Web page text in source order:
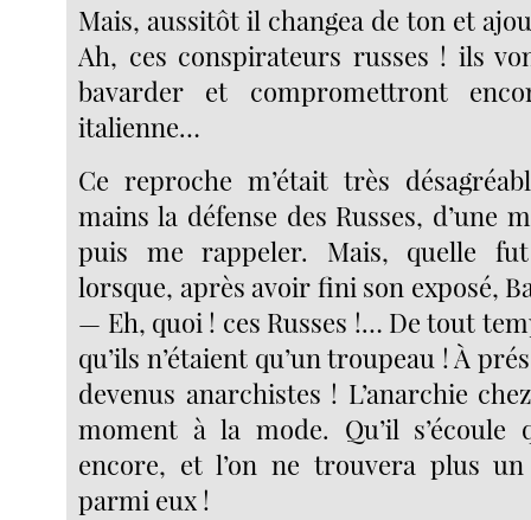
Mais, aussitôt il changea de ton et
Ah, ces conspirateurs russes ! ils
bavarder et compromettront
italienne…
Ce reproche m’était très
mains la défense des Russes, d’une
puis me rappeler. Mais, quelle
lorsque, après avoir fini son exposé,
— Eh, quoi ! ces Russes !… De tout
qu’ils n’étaient qu’un troupeau ! À
devenus anarchistes ! L’anarchie
moment à la mode. Qu’il s’écoule
encore, et l’on ne trouvera plus
parmi eux !